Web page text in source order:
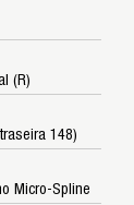
(R)
148)
Micro-Spline